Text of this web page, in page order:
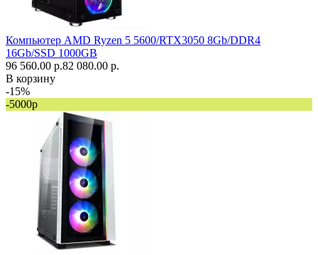
Компьютер AMD Ryzen 5 5600/RTX3050 8Gb/DDR4
16Gb/SSD 1000GB
96 560.00 р.82 080.00 р.
В корзину
-15%
-5000р